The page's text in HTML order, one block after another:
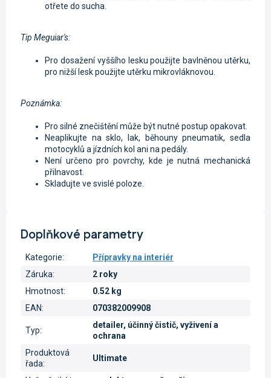
otřete do sucha.
Tip Meguiar's:
Pro dosažení vyššího lesku použijte bavlněnou utěrku,
pro nižší lesk použijte utěrku mikrovláknovou.
Poznámka:
Pro silné znečištění může být nutné postup opakovat.
Neaplikujte na sklo, lak, běhouny pneumatik, sedla
motocyklů a jízdních kol ani na pedály.
Není určeno pro povrchy, kde je nutná mechanická
přilnavost.
Skladujte ve svislé poloze.
Doplňkové parametry
Kategorie:
Přípravky na interiér
Záruka:
2 roky
Hmotnost:
0.52 kg
EAN: 070382009908
Typ:
detailer, účinný čistič, vyživení a
ochrana
Produktová
řada:
Ultimate